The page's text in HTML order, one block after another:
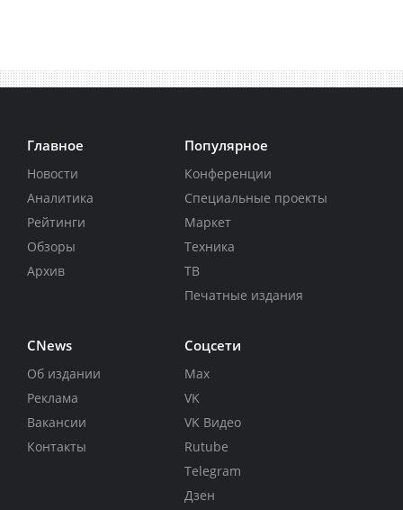
Главное
Новости
Аналитика
Рейтинги
Обзоры
Архив
Популярное
Конференции
Специальные проекты
Маркет
Техника
ТВ
Печатные издания
CNews
Об издании
Реклама
Вакансии
Контакты
Соцсети
Max
VK
VK Видео
Rutube
Telegram
Дзен